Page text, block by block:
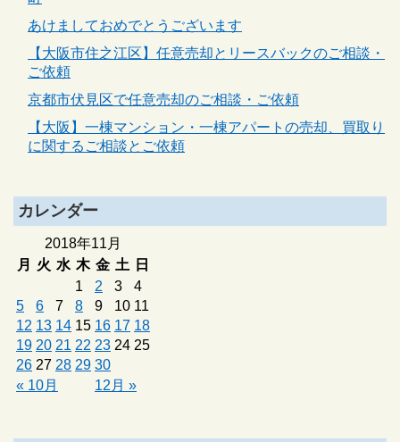
あけましておめでとうございます
【大阪市住之江区】任意売却とリースバックのご相談・
ご依頼
京都市伏見区で任意売却のご相談・ご依頼
【大阪】一棟マンション・一棟アパートの売却、買取り
に関するご相談とご依頼
カレンダー
2018年11月
月
火 水 木 金 土 日
« 10月 12月 »
1 2 3
4
5
6 7 8 9 10 11
12 13 14 15 16 17 18
19 20 21 22 23 24 25
26 27 28 29 30